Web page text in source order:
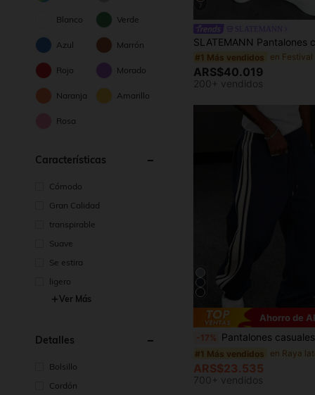
Blanco Verde
Azul Marrón
Rojo Morado
Naranja Amarillo
Rosa
Características
Cómodo
Gran Calidad
transpirable
Suave
Se estira
ligero
Ver Más
Detalles
Bolsillo
Cordón
7
#1 Más vendidos
ARS$40.019
200+ vendidos
Ahorro de
-17% Pantalones casuales ligeros y holgados de verano para hombres con rayas blancas laterales y cintura con cordón
#1 Más vendidos
¡Casi agotado!
#1 Más vendidos
¡Casi agotado!
#1 Más vendidos
¡Casi agotado!
#1 Más vendidos
¡Casi agotado!
ARS$23.535
700+ vendidos